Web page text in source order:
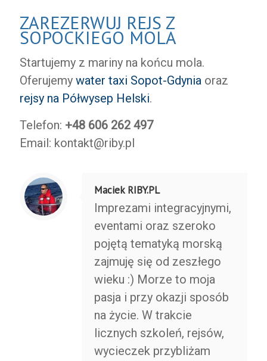
ZAREZERWUJ REJS Z
SOPOCKIEGO MOLA
Startujemy z mariny na końcu mola.
Oferujemy water taxi Sopot-Gdynia oraz
rejsy na Półwysep Helski.
Telefon: +48 606 262 497
Email: kontakt@riby.pl
Maciek RIBY.PL
Imprezami integracyjnymi,
eventami oraz szeroko
pojętą tematyką morską
zajmuję się od zeszłego
wieku :) Morze to moja
pasja i przy okazji sposób
na życie. W trakcie
licznych szkoleń, rejsów,
wycieczek przybliżam